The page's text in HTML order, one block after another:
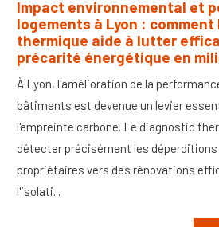
Impact environnemental et
logements à Lyon :
thermique aide à lutter
précarité énergétique en
À Lyon, l'amélioration de la
bâtiments est devenue un levier
l'empreinte carbone. Le diagnostic
détecter précisément les déperditions
propriétaires vers des rénovations
l'isolati...